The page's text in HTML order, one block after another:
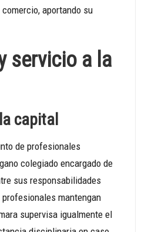
aportando su
servicio a la
capital
de profesionales
colegiado encargado de
sus responsabilidades
mantengan
supervisa igualmente el